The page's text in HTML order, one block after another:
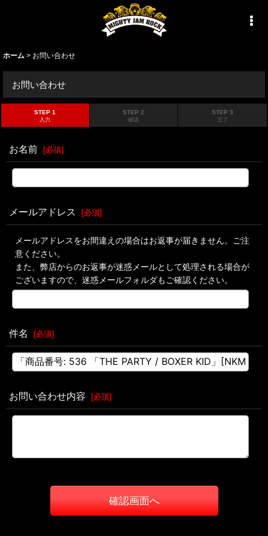
ホーム > お問い合わせ
お問い合わせ
STEP 1
入力
STEP 2
確認
STEP 3
完了
お名前 [必須]
メールアドレス [必須]
メールアドレスをお間違えの場合はお返事が届きません。ご注
意ください。
また、弊店からのお返事が迷惑メールとして処理される場合が
ございますので、迷惑メールフォルダもご確認ください。
件名 [必須]
お問い合わせ内容 [必須]
確認画面へ